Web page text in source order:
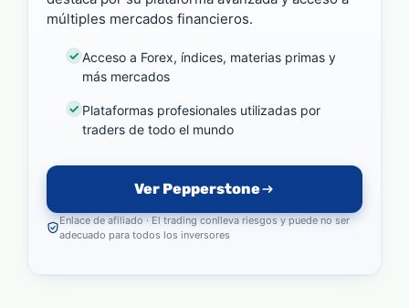
múltiples mercados financieros.
Acceso a Forex, índices, materias primas y
más mercados
Plataformas profesionales utilizadas por
traders de todo el mundo
Ver Pepperstone
Enlace de afiliado · El trading conlleva riesgos y puede no ser
adecuado para todos los inversores